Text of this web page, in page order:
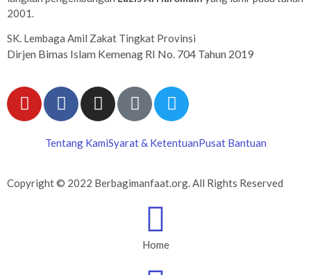
2001.
SK. Lembaga Amil Zakat Tingkat Provinsi
Dirjen Bimas Islam Kemenag RI No. 704 Tahun 2019
Tentang KamiSyarat & KetentuanPusat Bantuan
Copyright © 2022 Berbagimanfaat.org. All Rights Reserved
Home